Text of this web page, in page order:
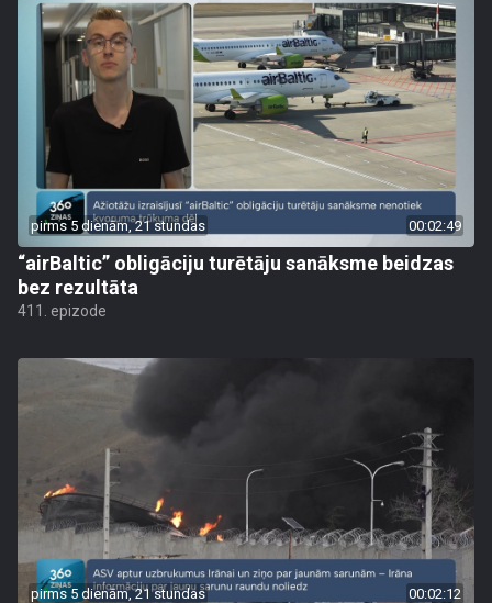
pirms 5 dienām, 21 stundas 00:02:49
“airBaltic” obligāciju turētāju sanāksme beidzas
bez rezultāta
411. epizode
pirms 5 dienām, 21 stundas 00:02:12